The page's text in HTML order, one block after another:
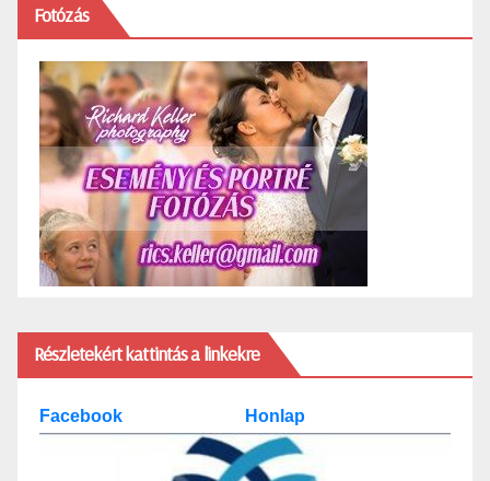
Fotózás
Részletekért kattintás a linkekre
Facebook Honlap